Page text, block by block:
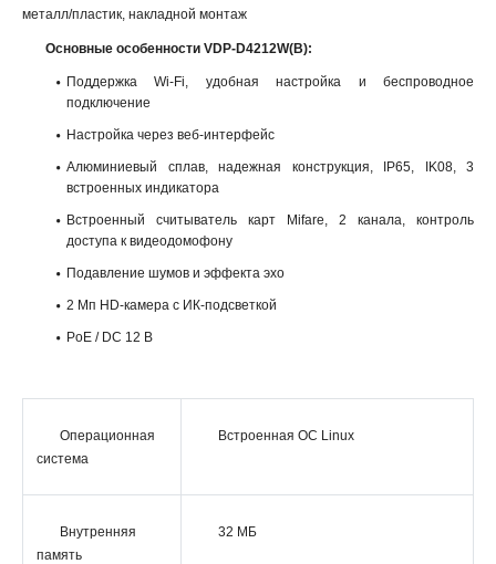
металл/пластик, накладной монтаж
Основные особенности VDP-D4212W(B):
Поддержка Wi-Fi, удобная настройка и беспроводное
подключение
Настройка через веб-интерфейс
Алюминиевый сплав, надежная конструкция, IP65, IK08, 3
встроенных индикатора
Встроенный считыватель карт Mifare, 2 канала, контроль
доступа к видеодомофону
Подавление шумов и эффекта эхо
2 Мп HD-камера с ИК-подсветкой
PoE / DC 12 В
Операционная
система
Встроенная ОС Linux
Внутренняя
память
32 МБ